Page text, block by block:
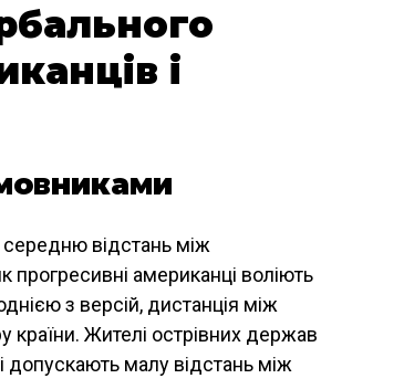
і
відстань між
американці воліють
з версій, дистанція між
країни. Жителі острівних держав
допускають малу відстань між